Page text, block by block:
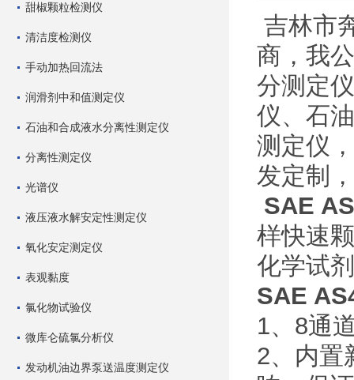
甜椒颗粒检测仪
清洁度检测仪
手动加热回流法
润滑剂中和值测定仪
石油和合成液水分离性测定仪
分离性测定仪
光谱仪
液压液水解安定性测定仪
氧化安定测定仪
表观黏度
氯化物试验仪
微库仑硫氯分析仪
发动机油边界泵送温度测定仪
吉林市
商，我
分测定
仪、石
测定仪
发定制
SAE
样快速
化学试
SAE
1、8通
2、内置